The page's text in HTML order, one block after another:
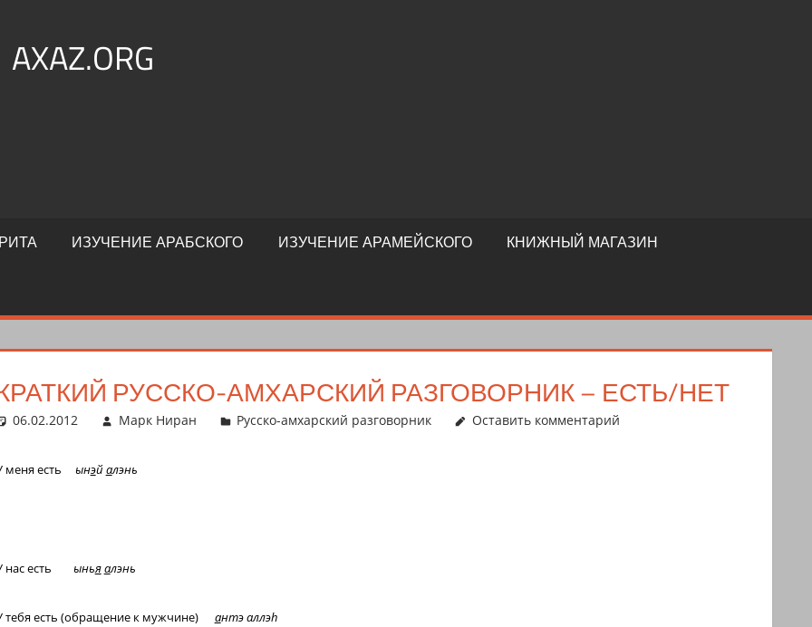
AXAZ.ORG
ИЗУЧЕНИЕ АРАБСКОГО ИЗУЧЕНИЕ АРАМЕЙСКОГО КНИЖНЫЙ МАГАЗИН
РУССКО-АМХАРСКИЙ РАЗГОВОРНИК – ЕСТЬ/НЕТ
06.02.2012 Марк Ниран Русско-амхарский разговорник Оставить комментарий
меня есть ынэй алэнь
нас есть ыньяалэнь
тебя есть (обращение к мужчине) антэ аллэh